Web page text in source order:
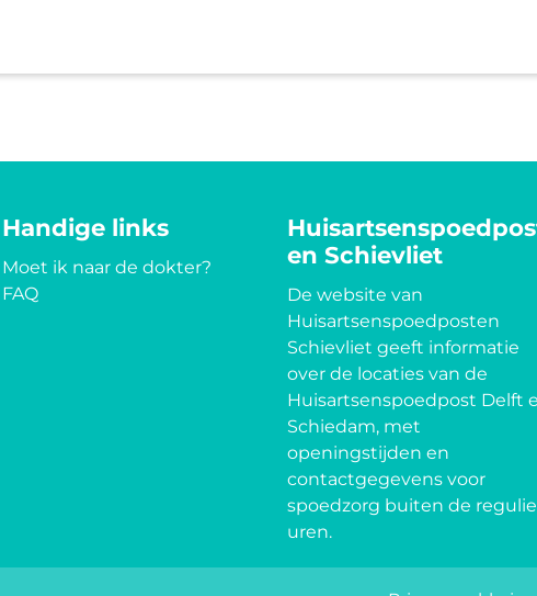
Handige links
Moet ik naar de dokter?
FAQ
en Schievliet
De website van
Huisartsenspoedposten
Schievliet geeft informatie
over de locaties van de
Huisartsenspoedpost Delft
Schiedam, met
openingstijden en
contactgegevens voor
spoedzorg buiten de
uren.